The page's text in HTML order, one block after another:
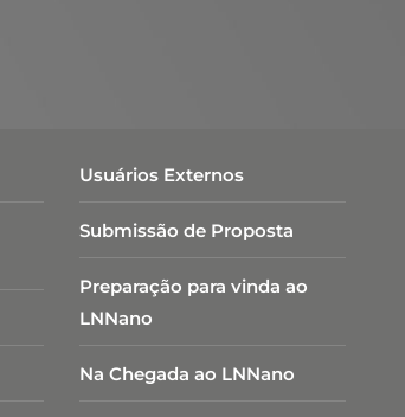
Usuários Externos
Submissão de Proposta
Preparação para vinda ao
LNNano
Na Chegada ao LNNano